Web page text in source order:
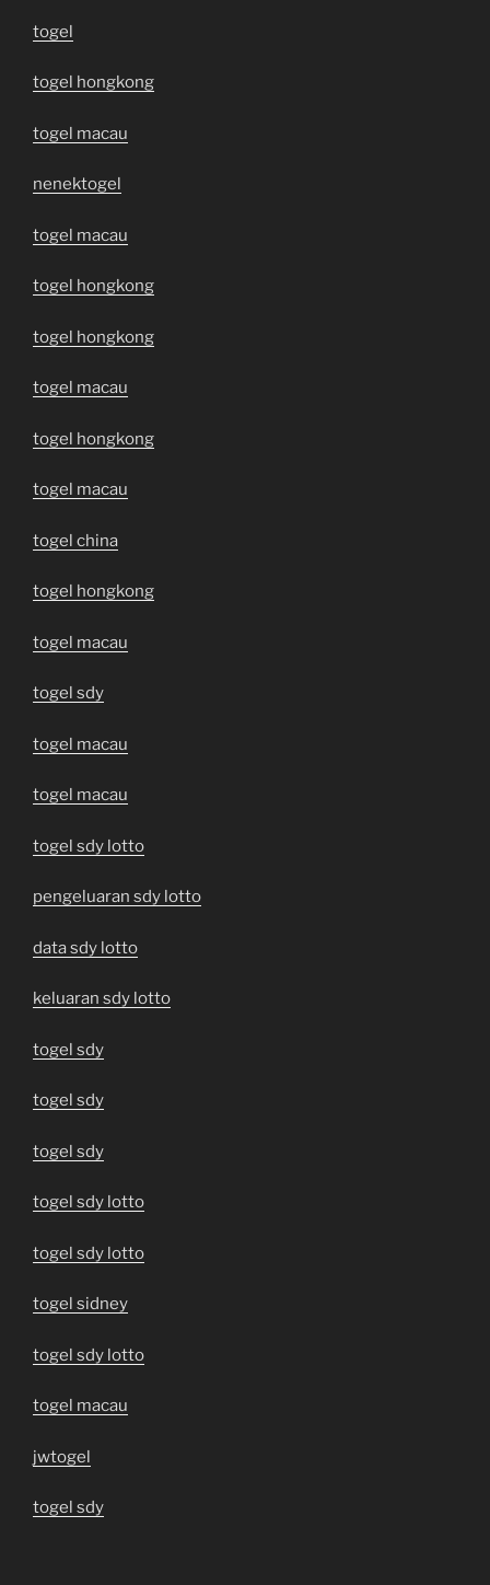
togel
togel hongkong
togel macau
nenektogel
togel macau
togel hongkong
togel hongkong
togel macau
togel hongkong
togel macau
togel china
togel hongkong
togel macau
togel sdy
togel macau
togel macau
togel sdy lotto
pengeluaran sdy lotto
data sdy lotto
keluaran sdy lotto
togel sdy
togel sdy
togel sdy
togel sdy lotto
togel sdy lotto
togel sidney
togel sdy lotto
togel macau
jwtogel
togel sdy